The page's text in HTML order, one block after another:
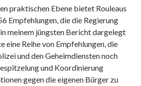
praktischen Ebene bietet Rouleaus
Empfehlungen, die die Regierung
meinem jüngsten Bericht dargelegt
eine Reihe von Empfehlungen, die
und den Geheimdiensten noch
und Koordinierung
gegen die eigenen Bürger zu